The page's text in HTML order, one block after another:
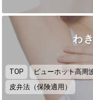
わ
TOP ビューホット高周
皮弁法（保険適用）